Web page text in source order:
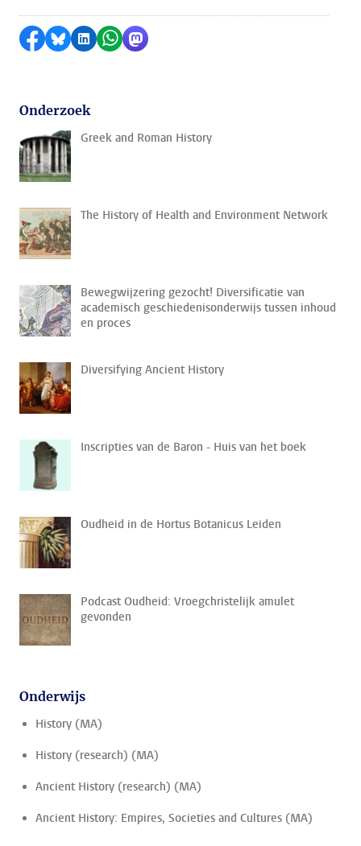
Delen op Facebook
Delen via Bluesky
Delen op LinkedIn
Delen via WhatsApp
Delen via Mastodon
Onderzoek
Greek and Roman History
The History of Health and Environment Network
Bewegwijzering gezocht! Diversificatie van
academisch geschiedenisonderwijs tussen inhoud
en proces
Diversifying Ancient History
Inscripties van de Baron - Huis van het boek
Oudheid in de Hortus Botanicus Leiden
Podcast Oudheid: Vroegchristelijk amulet
gevonden
Onderwijs
History (MA)
History (research) (MA)
Ancient History (research) (MA)
Ancient History: Empires, Societies and Cultures (MA)